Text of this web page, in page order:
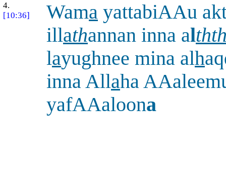
4.
[10:36]
Wama yattabiAAu
illathannan inna al
layughnee mina alh
inna Allaha
yafAAaloona